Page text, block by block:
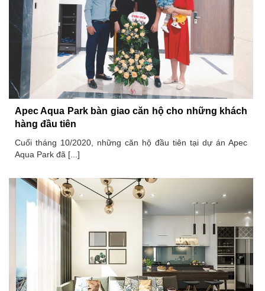
Apec Aqua Park bàn giao căn hộ cho những khách
hàng đầu tiên
Cuối tháng 10/2020, những căn hộ đầu tiên tại dự án Apec
Aqua Park đã [...]